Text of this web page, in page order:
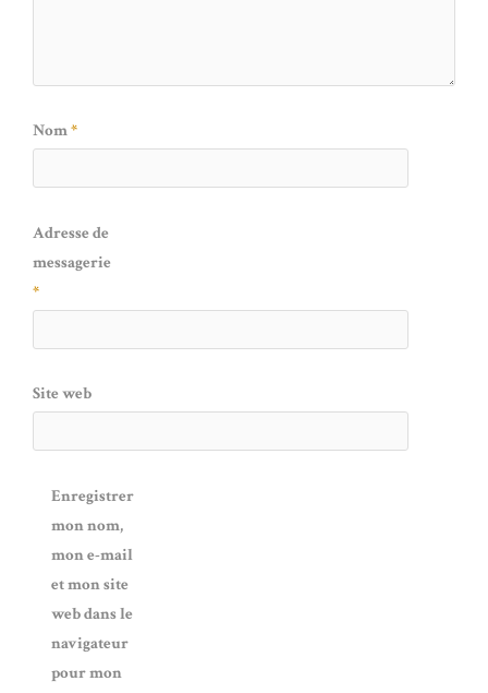
Nom*
Adresse de
messagerie
*
Site web
Enregistrer
mon nom,
mon e-mail
et mon site
web dans le
navigateur
pour mon